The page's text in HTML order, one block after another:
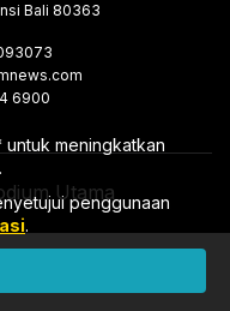
Bali 80363
6900
Utama
meningkatkan
penggunaan
.